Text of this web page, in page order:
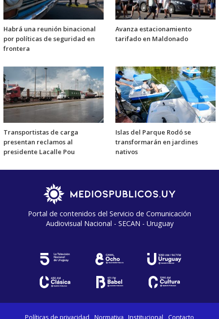
Habrá una reunión binacional
por políticas de seguridad en
frontera
Avanza estacionamiento
tarifado en Maldonado
Transportistas de carga
presentan reclamos al
presidente Lacalle Pou
Islas del Parque Rodó se
transformarán en jardines
nativos
Portal de contenidos del Servicio de Comunicación
Audiovisual Nacional - SECAN - Uruguay
Políticas de privacidad Normativa Institucional Contacto